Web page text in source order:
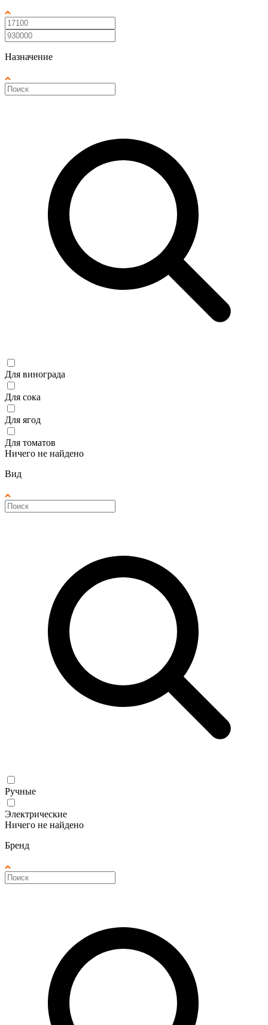
Назначение
Для винограда
Для сока
Для ягод
Для томатов
Ничего не найдено
Вид
Ручные
Электрические
Ничего не найдено
Бренд